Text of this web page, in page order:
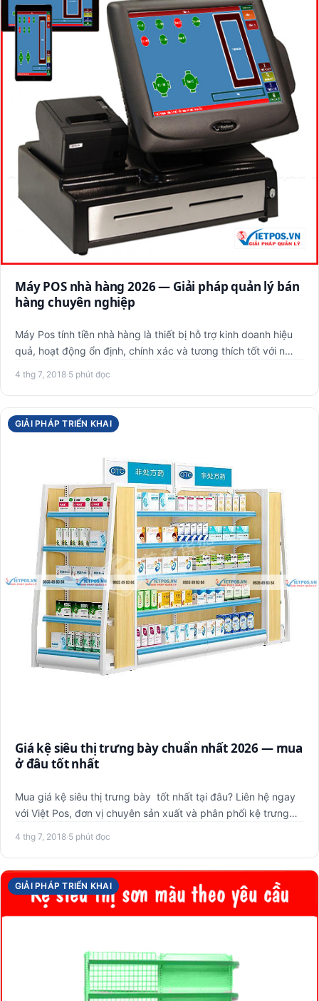
Máy POS nhà hàng 2026 — Giải pháp quản lý bán
hàng chuyên nghiệp
Máy Pos tính tiền nhà hàng là thiết bị hỗ trợ kinh doanh hiệu
quả, hoạt động ổn định, chính xác và tương thích tốt với n…
4 thg 7, 2018·5 phút đọc
GIẢI PHÁP TRIỂN KHAI
Giá kệ siêu thị trưng bày chuẩn nhất 2026 — mua
ở đâu tốt nhất
Mua giá kệ siêu thị trưng bày tốt nhất tại đâu? Liên hệ ngay
với Việt Pos, đơn vị chuyên sản xuất và phân phối kệ trưng…
4 thg 7, 2018·5 phút đọc
GIẢI PHÁP TRIỂN KHAI